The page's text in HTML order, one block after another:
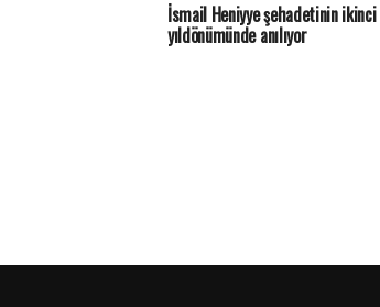
İsmail Heniyye şehadetinin ikinci
yıldönümünde anılıyor